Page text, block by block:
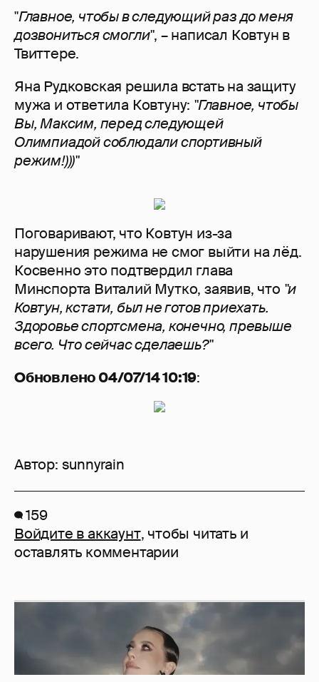
"Главное, чтобы в следующий раз до меня
дозвониться смогли", – написал Ковтун в
Твиттере.
Яна Рудковская решила встать на защиту
мужа и ответила Ковтуну: "Главное, чтобы
Вы, Максим, перед следующей
Олимпиадой соблюдали спортивный
режим!)))"
Поговаривают, что Ковтун из-за
нарушения режима не смог выйти на лёд.
Косвенно это подтвердил глава
Минспорта Виталий Мутко, заявив, что "и
Ковтун, кстати, был не готов приехать.
Здоровье спортсмена, конечно, превыше
всего. Что сейчас сделаешь?"
Обновлено 04/07/14 10:19:
Автор: sunnyrain
159
Войдите в аккаунт, чтобы читать и
оставлять комментарии